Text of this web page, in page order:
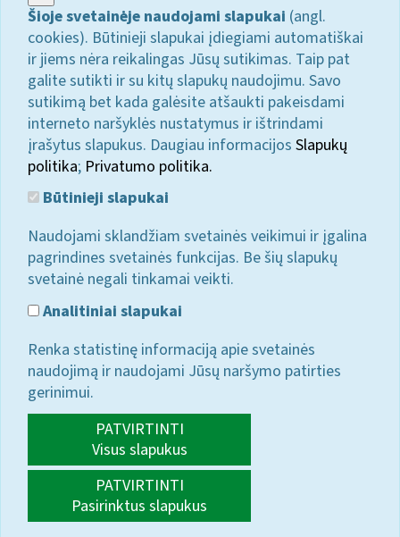
Šioje svetainėje naudojami slapukai (angl.
cookies). Būtinieji slapukai įdiegiami automatiškai
ir jiems nėra reikalingas Jūsų sutikimas. Taip pat
galite sutikti ir su kitų slapukų naudojimu. Savo
sutikimą bet kada galėsite atšaukti pakeisdami
interneto naršyklės nustatymus ir ištrindami
įrašytus slapukus. Daugiau informacijos Slapukų
politika; Privatumo politika.
Būtinieji slapukai
Naudojami sklandžiam svetainės veikimui ir įgalina
pagrindines svetainės funkcijas. Be šių slapukų
svetainė negali tinkamai veikti.
Analitiniai slapukai
Renka statistinę informaciją apie svetainės
naudojimą ir naudojami Jūsų naršymo patirties
gerinimui.
PATVIRTINTI
Visus slapukus
PATVIRTINTI
Pasirinktus slapukus